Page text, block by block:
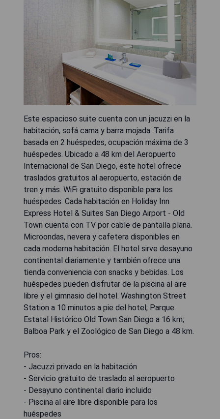
Este espacioso suite cuenta con un jacuzzi en la
habitación, sofá cama y barra mojada. Tarifa
basada en 2 huéspedes, ocupación máxima de 3
huéspedes. Ubicado a 48 km del Aeropuerto
Internacional de San Diego, este hotel ofrece
traslados gratuitos al aeropuerto, estación de
tren y más. WiFi gratuito disponible para los
huéspedes. Cada habitación en Holiday Inn
Express Hotel & Suites San Diego Airport - Old
Town cuenta con TV por cable de pantalla plana.
Microondas, nevera y cafetera disponibles en
cada moderna habitación. El hotel sirve desayuno
continental diariamente y también ofrece una
tienda conveniencia con snacks y bebidas. Los
huéspedes pueden disfrutar de la piscina al aire
libre y el gimnasio del hotel. Washington Street
Station a 10 minutos a pie del hotel; Parque
Estatal Histórico Old Town San Diego a 16 km;
Balboa Park y el Zoológico de San Diego a 48 km.
Pros:
- Jacuzzi privado en la habitación
- Servicio gratuito de traslado al aeropuerto
- Desayuno continental diario incluido
- Piscina al aire libre disponible para los
huéspedes